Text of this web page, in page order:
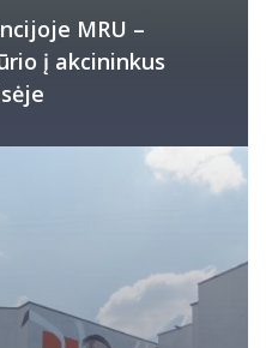
MRU –
į akcininkus